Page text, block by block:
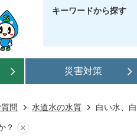
キーワードから探す
災害対策
問 水道水の水質 白い水、
？